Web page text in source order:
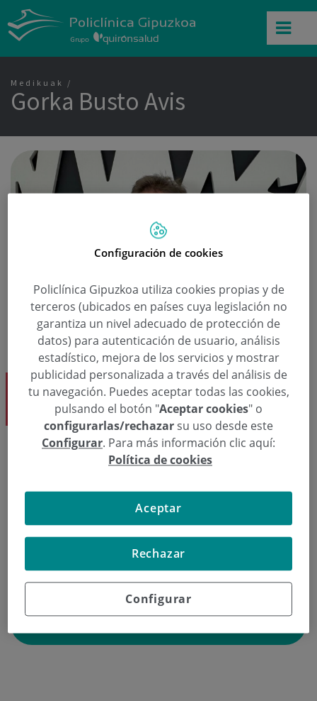
Medikuak
Gorka Busto Avis
Gorka Busto Avis Dk.
Traumatología
Traumatología
Gorka Busto Avis Dk.
Hitzordua eskatu
Configuración de cookies
Policlínica Gipuzkoa utiliza cookies propias y de
terceros (ubicados en países cuya legislación no
garantiza un nivel adecuado de protección de
datos) para autenticación de usuario, análisis
estadístico, mejora de los servicios y mostrar
publicidad personalizada a través del análisis de
tu navegación. Puedes aceptar todas las cookies,
pulsando el botón "Aceptar cookies" o
configurarlas/rechazarsu uso desde este
Configurar. Para más información clic aquí:
Política de cookies
Configurar
Rechazar
Aceptar